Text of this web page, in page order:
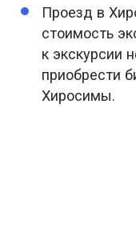
Проезд в
стоимость
к экскурсии
приобрести
Хиросимы.